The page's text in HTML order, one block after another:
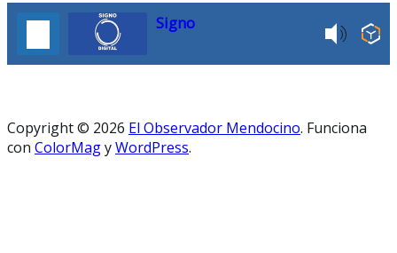
Signo
Copyright © 2026 El Observador Mendocino. Funciona
con ColorMagyWordPress.